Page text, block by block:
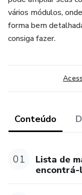
vários módulos,
forma bem
consiga fazer.
Conteúdo
01
Lista de
encontrá-